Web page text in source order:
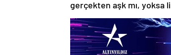
gerçekten aşk mı, yoksa